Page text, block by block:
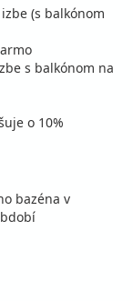
564 €
za 8 dní (7 nocí)
(s balkónom
s balkónom na
o 10%
bazéna v